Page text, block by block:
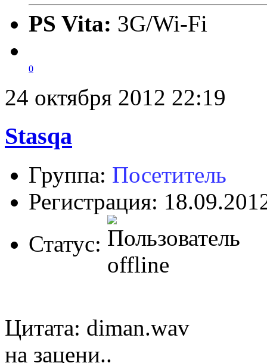
PS Vita: 3G/Wi-Fi
0
24 октября 2012 22:19
Stasqa
Группа: Посетитель
Регистрация:
Статус:
Цитата: diman.wav
на зацени..